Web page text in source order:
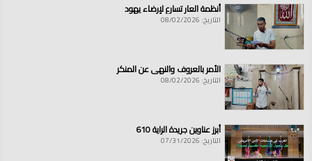
أنظمة العار تسارع لإرضاء يهود
التاريخ: 08/02/2026
الأمر بالعروف والنهي عن المنكر
التاريخ: 08/02/2026
أبرز عناوين جريدة الراية 610
التاريخ: 07/31/2026